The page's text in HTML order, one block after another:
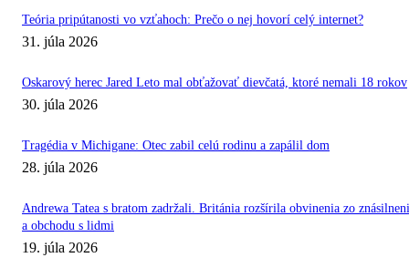
Teória pripútanosti vo vzťahoch: Prečo o nej hovorí celý internet?
31. júla 2026
Oskarový herec Jared Leto mal obťažovať dievčatá, ktoré nemali 18 rokov
30. júla 2026
Tragédia v Michigane: Otec zabil celú rodinu a zapálil dom
28. júla 2026
Andrewa Tatea s bratom zadržali. Británia rozšírila obvinenia zo
a obchodu s lidmi
19. júla 2026